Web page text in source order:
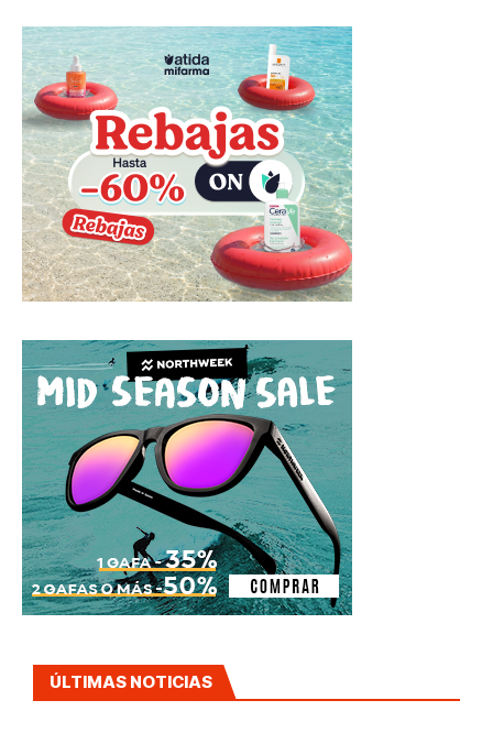
ÚLTIMAS NOTICIAS